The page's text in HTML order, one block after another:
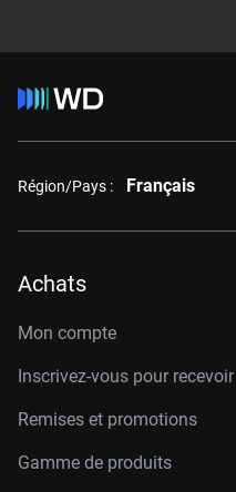
Région/Pays : Français
Achats
Mon compte
Inscrivez-vous pour
Remises et promotions
Gamme de produits